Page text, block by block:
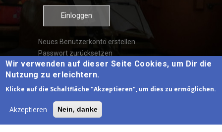
Neues Benutzerkonto erstellen
Passwort zurücksetzen
Copyright 2020 © RBAG Musik e.V.
Design von Carole Kaufmann, Programmiert von
Wir verwenden auf dieser Seite Cookies, um Dir die
Nutzung zu erleichtern.
Klicke auf die Schaltfläche "Akzeptieren", um dies zu ermöglichen.
Akzeptieren Nein, danke